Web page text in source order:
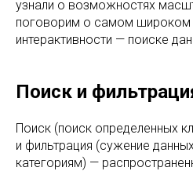
узнали о возможностях
поговорим о самом широком
интерактивности — поиске
Поиск и
Поиск (поиск определенных
и фильтрация (сужение
категориям) —